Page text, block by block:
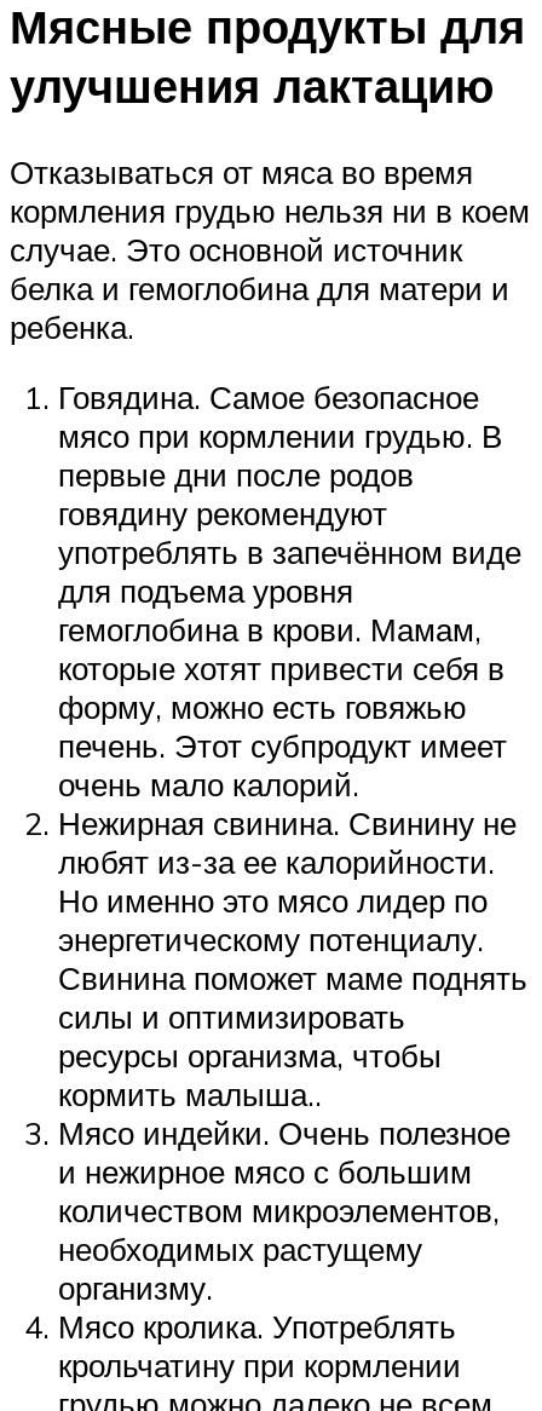
Мясные продукты для
улучшения лактацию
Отказываться от мяса во время
кормления грудью нельзя ни в коем
случае. Это основной источник
белка и гемоглобина для матери и
ребенка.
Говядина. Самое безопасное
мясо при кормлении грудью. В
первые дни после родов
говядину рекомендуют
употреблять в запечённом виде
для подъема уровня
гемоглобина в крови. Мамам,
которые хотят привести себя в
форму, можно есть говяжью
печень. Этот субпродукт имеет
очень мало калорий.
Нежирная свинина. Свинину не
любят из-за ее калорийности.
Но именно это мясо лидер по
энергетическому потенциалу.
Свинина поможет маме поднять
силы и оптимизировать
ресурсы организма, чтобы
кормить малыша..
Мясо индейки. Очень полезное
и нежирное мясо с большим
количеством микроэлементов,
необходимых растущему
организму.
Мясо кролика. Употреблять
крольчатину при кормлении